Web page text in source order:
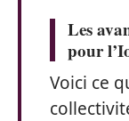
Les
pour
Voici ce